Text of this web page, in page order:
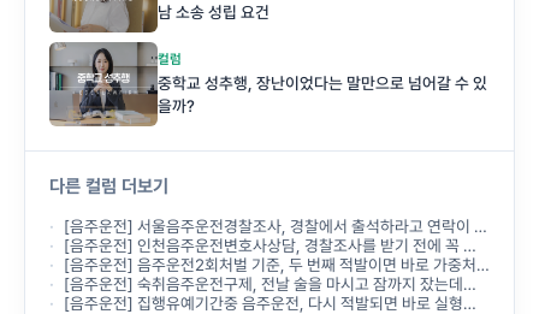
남 소송 성립 요건
컬럼
중학교 성추행, 장난이었다는 말만으로 넘어갈 수 있
을까?
다른 컬럼 더보기
[음주운전] 서울음주운전경찰조사, 경찰에서 출석하라고 연락이 왔는데 무엇부터 준비해야 하나요?
[음주운전] 인천음주운전변호사상담, 경찰조사를 받기 전에 꼭 받아야 하나요?
[음주운전] 음주운전2회처벌 기준, 두 번째 적발이면 바로 가중처벌되나요?
[음주운전] 숙취음주운전구제, 전날 술을 마시고 잠까지 잤는데도 음주운전으로 처벌되나요?
[음주운전] 집행유예기간중 음주운전, 다시 적발되면 바로 실형이 선고되나요?